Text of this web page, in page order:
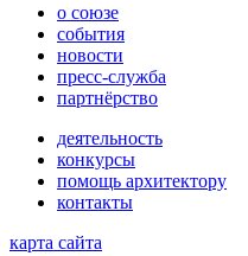
о союзе
события
новости
пресс-служба
партнёрство
деятельность
конкурсы
помощь архитектору
контакты
карта сайта